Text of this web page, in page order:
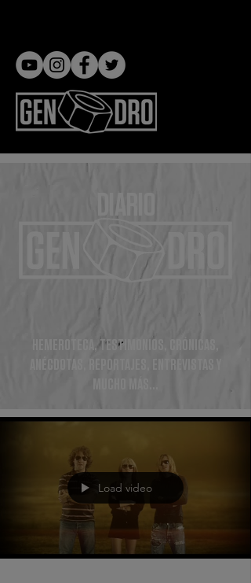
HEMEROTECA, TESTIMONIOS, CRÓNICAS,
ANÉCDOTAS, REPORTAJES, ENTREVISTAS Y
Load video